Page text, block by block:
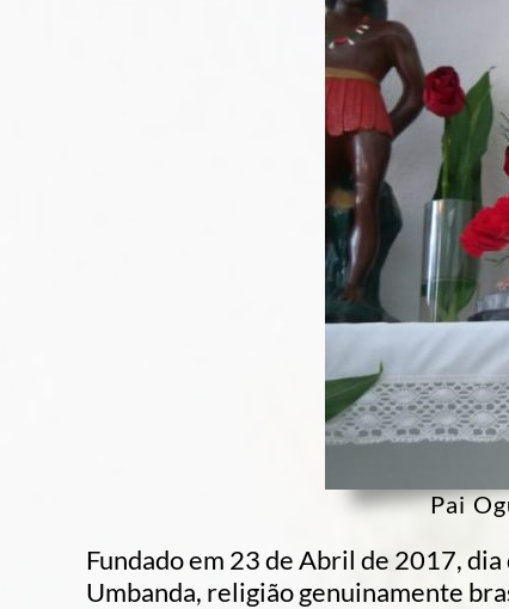
Pai
Fundado em 23 de Abril de 2017,
Umbanda, religião genuinamente